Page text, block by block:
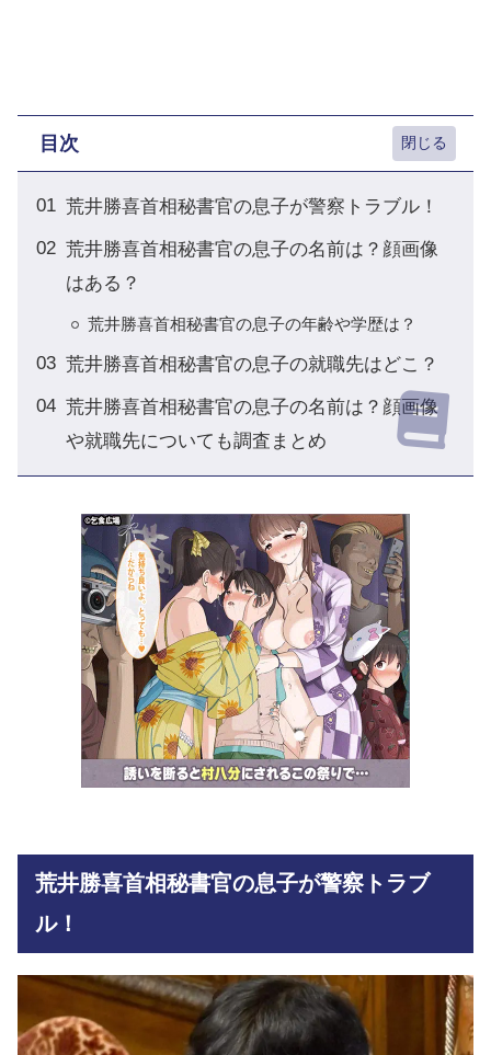
目次
荒井勝喜首相秘書官の息子が警察トラブル！
荒井勝喜首相秘書官の息子の名前は？顔画像
はある？
荒井勝喜首相秘書官の息子の年齢や学歴は？
荒井勝喜首相秘書官の息子の就職先はどこ？
荒井勝喜首相秘書官の息子の名前は？顔画像
や就職先についても調査まとめ
荒井勝喜首相秘書官の息子が警察トラブ
ル！